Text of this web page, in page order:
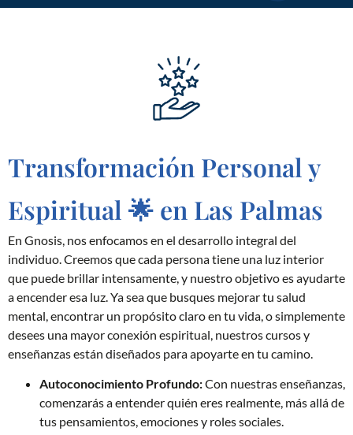
Transformación Personal y
Espiritual 🌟 en Las Palmas
En Gnosis, nos enfocamos en el desarrollo integral del
individuo. Creemos que cada persona tiene una luz interior
que puede brillar intensamente, y nuestro objetivo es ayudarte
a encender esa luz. Ya sea que busques mejorar tu salud
mental, encontrar un propósito claro en tu vida, o simplemente
desees una mayor conexión espiritual, nuestros cursos y
enseñanzas están diseñados para apoyarte en tu camino.
Autoconocimiento Profundo:Con nuestras enseñanzas,
comenzarás a entender quién eres realmente, más allá de
tus pensamientos, emociones y roles sociales.